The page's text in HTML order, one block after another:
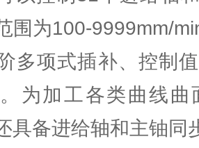
围为100-9999mm/
多项式插补、控制
为加工各类曲线曲
具备进给轴和主铀同